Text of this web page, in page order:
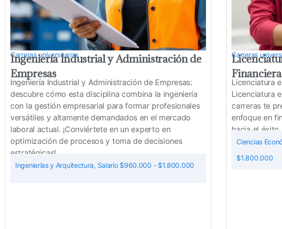
Carreras universitarias
Ingeniería Industrial y Administración de
Empresas
Ingeniería Industrial y Administración de Empresas:
descubre cómo esta disciplina combina la ingeniería
con la gestión empresarial para formar profesionales
versátiles y altamente demandados en el mercado
laboral actual. ¡Conviértete en un experto en
optimización de procesos y toma de decisiones
estratégicas!
Ingenierías y Arquitectura, Salario $960.000 - $1.800.000
Carreras
Licenciatura
Licenciatura
carreras te
enfoque en
hacia el éxito
Ciencias
$1.800.000